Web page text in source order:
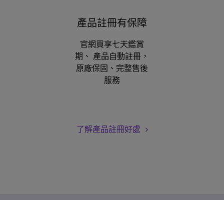
產品註冊有保障
官網買享七天鑑賞
期、 產品自動註冊，
原廠保固、完整售後
服務
了解產品註冊好處